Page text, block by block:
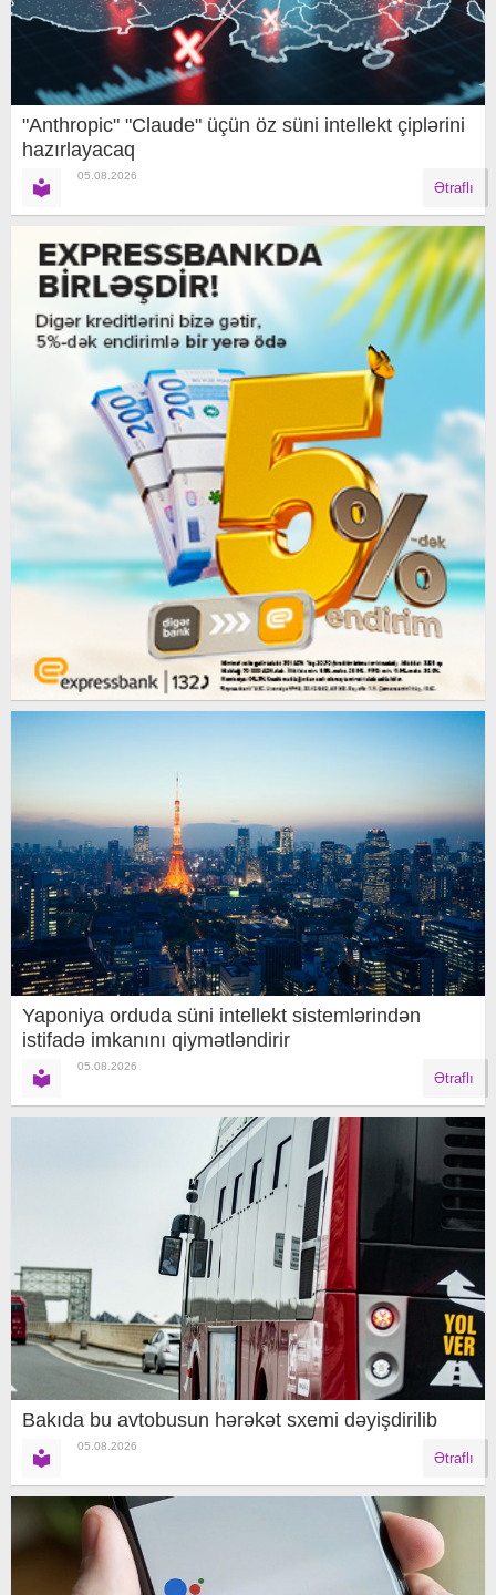
"Anthropic" "Claude" üçün öz süni intellekt çiplərini
hazırlayacaq
05.08.2026
Ətraflı
Yaponiya orduda süni intellekt sistemlərindən
istifadə imkanını qiymətləndirir
05.08.2026
Ətraflı
Bakıda bu avtobusun hərəkət sxemi dəyişdirilib
05.08.2026
Ətraflı